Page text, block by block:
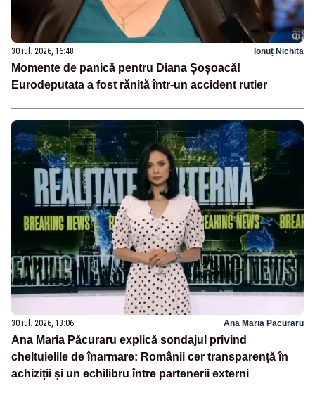
30 iul. 2026, 16:48 Ionuț Nichita
Momente de panică pentru Diana Șoșoacă!
Eurodeputata a fost rănită într-un accident rutier
30 iul. 2026, 13:06 Ana Maria Pacuraru
Ana Maria Păcuraru explică sondajul privind
cheltuielile de înarmare: Românii cer transparență în
achiziții și un echilibru între partenerii externi